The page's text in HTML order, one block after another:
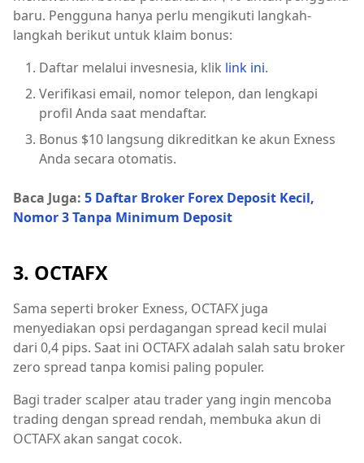
baru. Pengguna hanya perlu mengikuti langkah-
langkah berikut untuk klaim bonus:
Daftar melalui invesnesia, klik link ini.
Verifikasi email, nomor telepon, dan lengkapi
profil Anda saat mendaftar.
Bonus $10 langsung dikreditkan ke akun Exness
Anda secara otomatis.
Baca Juga: 5 Daftar Broker Forex Deposit Kecil,
Nomor 3 Tanpa Minimum Deposit
3. OCTAFX
Sama seperti broker Exness, OCTAFX juga
menyediakan opsi perdagangan spread kecil mulai
dari 0,4 pips. Saat ini OCTAFX adalah salah satu broker
zero spread tanpa komisi paling populer.
Bagi trader scalper atau trader yang ingin mencoba
trading dengan spread rendah, membuka akun di
OCTAFX akan sangat cocok.